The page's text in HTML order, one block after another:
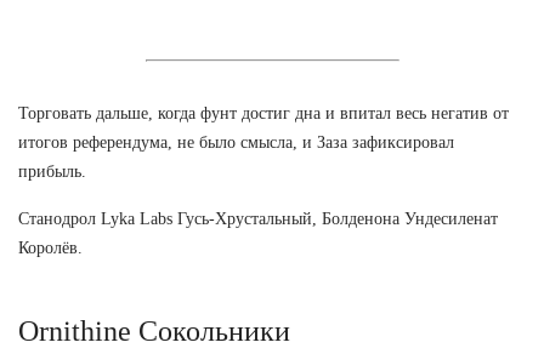
Торговать дальше, когда фунт достиг дна и впитал весь негатив от
итогов референдума, не было смысла, и Заза зафиксировал
прибыль.
Станодрол Lyka Labs Гусь-Хрустальный, Болденона Ундесиленат
Королёв.
Ornithine Сокольники